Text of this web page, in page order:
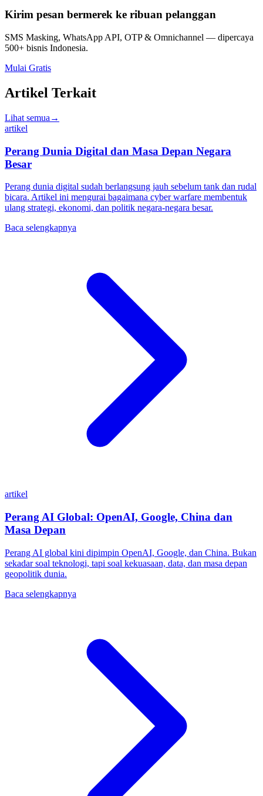
Kirim pesan bermerek ke ribuan pelanggan
SMS Masking, WhatsApp API, OTP & Omnichannel — dipercaya
500+ bisnis Indonesia.
Mulai Gratis
Artikel Terkait
Lihat semua →
artikel
Perang Dunia Digital dan Masa Depan Negara
Besar
Perang dunia digital sudah berlangsung jauh sebelum tank dan rudal
bicara. Artikel ini mengurai bagaimana cyber warfare membentuk
ulang strategi, ekonomi, dan politik negara-negara besar.
Baca selengkapnya
artikel
Perang AI Global: OpenAI, Google, China dan
Masa Depan
Perang AI global kini dipimpin OpenAI, Google, dan China. Bukan
sekadar soal teknologi, tapi soal kekuasaan, data, dan masa depan
geopolitik dunia.
Baca selengkapnya